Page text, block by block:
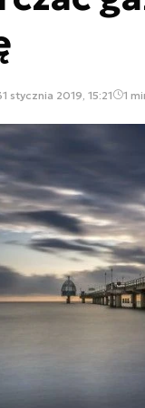
stycznia 2019, 15:21 1